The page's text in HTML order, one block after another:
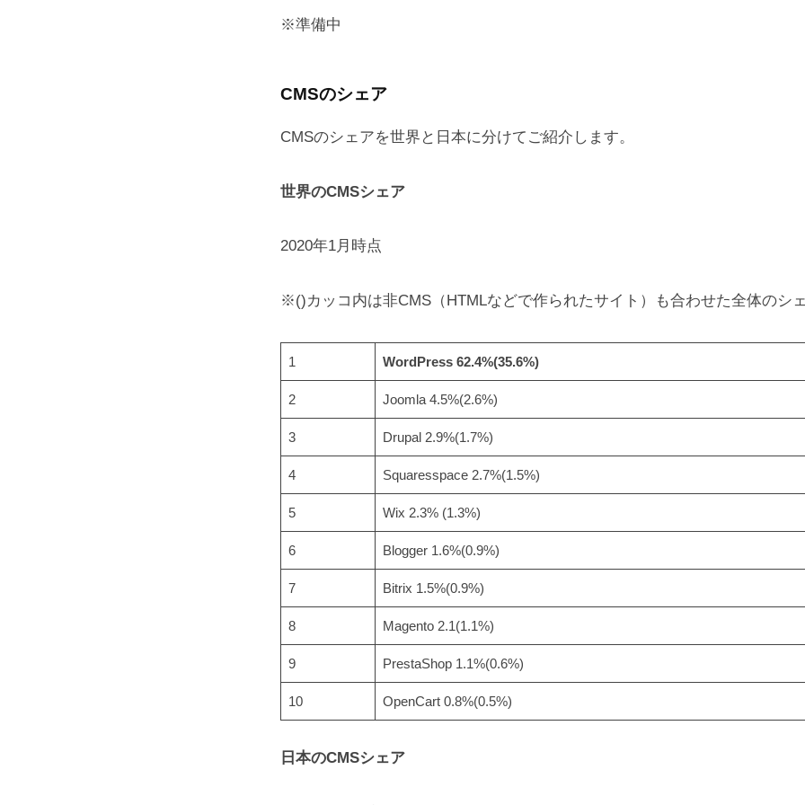
※準備中
CMSのシェア
CMSのシェアを世界と日本に分けてご紹介します。
世界のCMSシェア
2020年1月時点
※()カッコ内は非CMS（HTMLなどで作られたサイト）も合わせた全体のシ
1 WordPress 62.4%(35.6%)
2 Joomla 4.5%(2.6%)
3 Drupal 2.9%(1.7%)
4 Squaresspace 2.7%(1.5%)
5 Wix 2.3% (1.3%)
6 Blogger 1.6%(0.9%)
7 Bitrix 1.5%(0.9%)
8 Magento 2.1(1.1%)
9 PrestaShop 1.1%(0.6%)
10 OpenCart 0.8%(0.5%)
日本のCMSシェア